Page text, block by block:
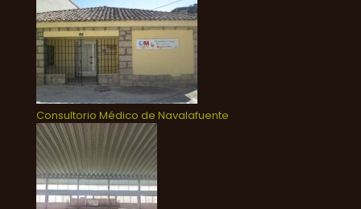
Consultorio Médico de Navalafuente